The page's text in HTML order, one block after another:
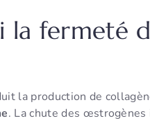
la fermeté
la production de
. La chute des